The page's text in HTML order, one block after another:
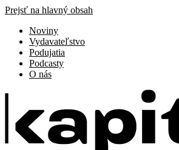
Prejsť na hlavný obsah
Noviny
Vydavateľstvo
Podujatia
Podcasty
O nás